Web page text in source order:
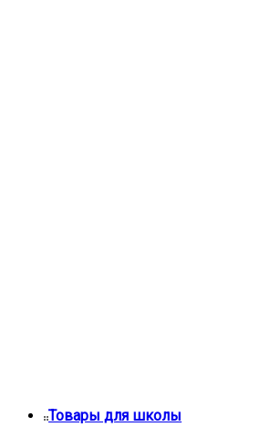
Товары для школы